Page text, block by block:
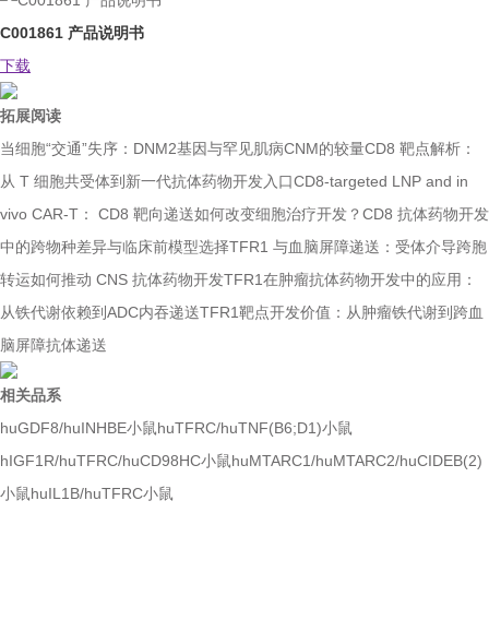
C001861 产品说明书
下载
拓展阅读
当细胞“交通”失序：DNM2基因与罕见肌病CNM的较量CD8 靶点解析：
从 T 细胞共受体到新一代抗体药物开发入口CD8-targeted LNP and in
vivo CAR-T： CD8 靶向递送如何改变细胞治疗开发？ CD8 抗体药物开发
中的跨物种差异与临床前模型选择TFR1 与血脑屏障递送：受体介导跨胞
转运如何推动 CNS 抗体药物开发TFR1在肿瘤抗体药物开发中的应用：
从铁代谢依赖到ADC内吞递送TFR1靶点开发价值：从肿瘤铁代谢到跨血
脑屏障抗体递送
相关品系
huGDF8/huINHBE小鼠huTFRC/huTNF(B6;D1)小鼠
hIGF1R/huTFRC/huCD98HC小鼠huMTARC1/huMTARC2/huCIDEB(2)
小鼠huIL1B/huTFRC小鼠